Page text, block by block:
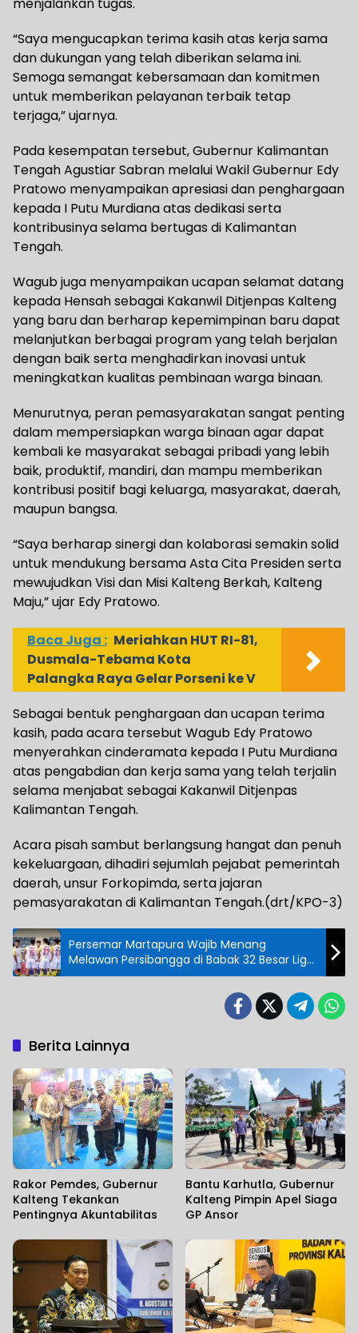
“Saya mengucapkan terima kasih atas kerja sama
dan dukungan yang telah diberikan selama ini.
Semoga semangat kebersamaan dan komitmen
untuk memberikan pelayanan terbaik tetap
terjaga,” ujarnya.
Pada kesempatan tersebut, Gubernur Kalimantan
Tengah Agustiar Sabran melalui Wakil Gubernur Edy
Pratowo menyampaikan apresiasi dan penghargaan
kepada I Putu Murdiana atas dedikasi serta
kontribusinya selama bertugas di Kalimantan
Tengah.
Wagub juga menyampaikan ucapan selamat datang
kepada Hensah sebagai Kakanwil Ditjenpas Kalteng
yang baru dan berharap kepemimpinan baru dapat
melanjutkan berbagai program yang telah berjalan
dengan baik serta menghadirkan inovasi untuk
meningkatkan kualitas pembinaan warga binaan.
Menurutnya, peran pemasyarakatan sangat penting
dalam mempersiapkan warga binaan agar dapat
kembali ke masyarakat sebagai pribadi yang lebih
baik, produktif, mandiri, dan mampu memberikan
kontribusi positif bagi keluarga, masyarakat, daerah,
maupun bangsa.
“Saya berharap sinergi dan kolaborasi semakin solid
untuk mendukung bersama Asta Cita Presiden serta
mewujudkan Visi dan Misi Kalteng Berkah, Kalteng
Maju,” ujar Edy Pratowo.
Baca Juga : Meriahkan HUT RI-81,
Dusmala-Tebama Kota
Palangka Raya Gelar Porseni ke V
Sebagai bentuk penghargaan dan ucapan terima
kasih, pada acara tersebut Wagub Edy Pratowo
menyerahkan cinderamata kepada I Putu Murdiana
atas pengabdian dan kerja sama yang telah terjalin
selama menjabat sebagai Kakanwil Ditjenpas
Kalimantan Tengah.
Acara pisah sambut berlangsung hangat dan penuh
kekeluargaan, dihadiri sejumlah pejabat pemerintah
daerah, unsur Forkopimda, serta jajaran
pemasyarakatan di Kalimantan Tengah.(drt/KPO-3)
Persemar Martapura Wajib Menang
Melawan Persibangga di Babak 32 Besar Liga
4 Nasional
Berita Lainnya
Rakor Pemdes, Gubernur
Kalteng Tekankan
Pentingnya Akuntabilitas
Bantu Karhutla, Gubernur
Kalteng Pimpin Apel Siaga
GP Ansor